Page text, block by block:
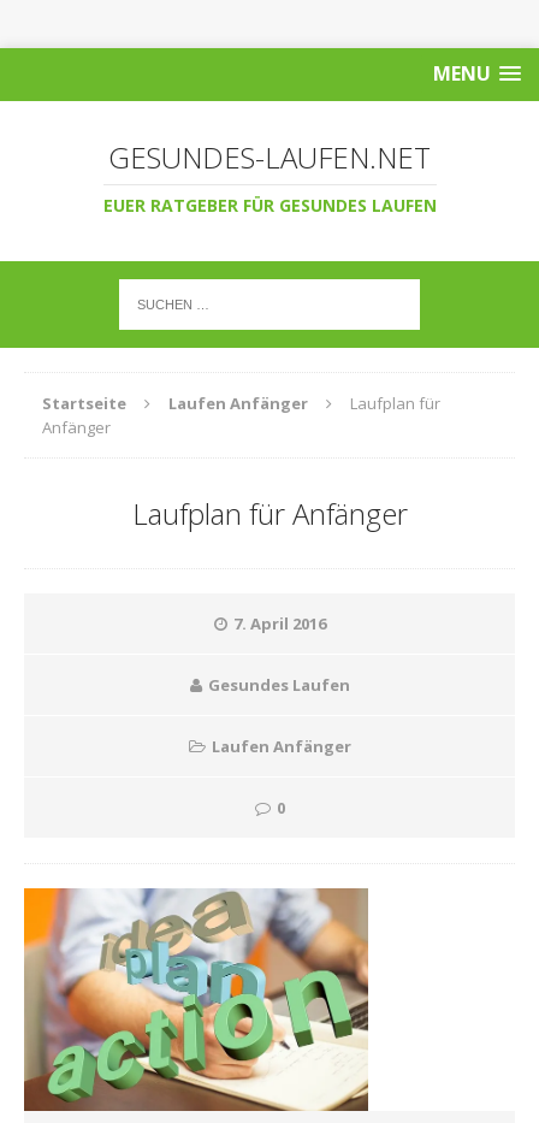
MENU
GESUNDES-LAUFEN.NET
EUER RATGEBER FÜR GESUNDES LAUFEN
Startseite Laufen Anfänger
Laufplan für
Anfänger
Laufplan für Anfänger
7. April 2016
Gesundes Laufen
Laufen Anfänger
0